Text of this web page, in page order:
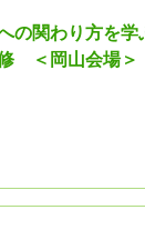
の関わり方を学
＜岡山会場＞